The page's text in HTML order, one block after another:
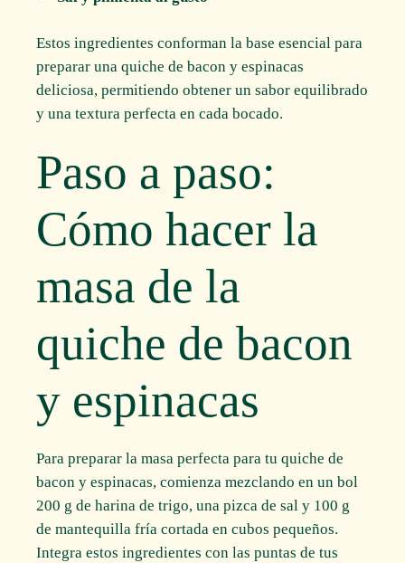
Estos ingredientes conforman la base esencial para
preparar una quiche de bacon y espinacas
deliciosa, permitiendo obtener un sabor equilibrado
y una textura perfecta en cada bocado.
Paso a paso:
Cómo hacer la
masa de la
quiche de bacon
y espinacas
Para preparar la masa perfecta para tu quiche de
bacon y espinacas, comienza mezclando en un bol
200 g de harina de trigo, una pizca de sal y 100 g
de mantequilla fría cortada en cubos pequeños.
Integra estos ingredientes con las puntas de tus